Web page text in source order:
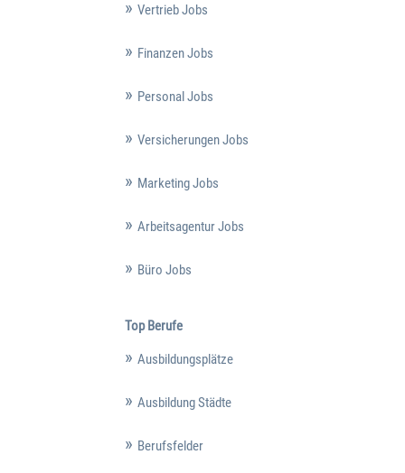
Vertrieb Jobs
Finanzen Jobs
Personal Jobs
Versicherungen Jobs
Marketing Jobs
Arbeitsagentur Jobs
Büro Jobs
Top Berufe
Ausbildungsplätze
Ausbildung Städte
Berufsfelder